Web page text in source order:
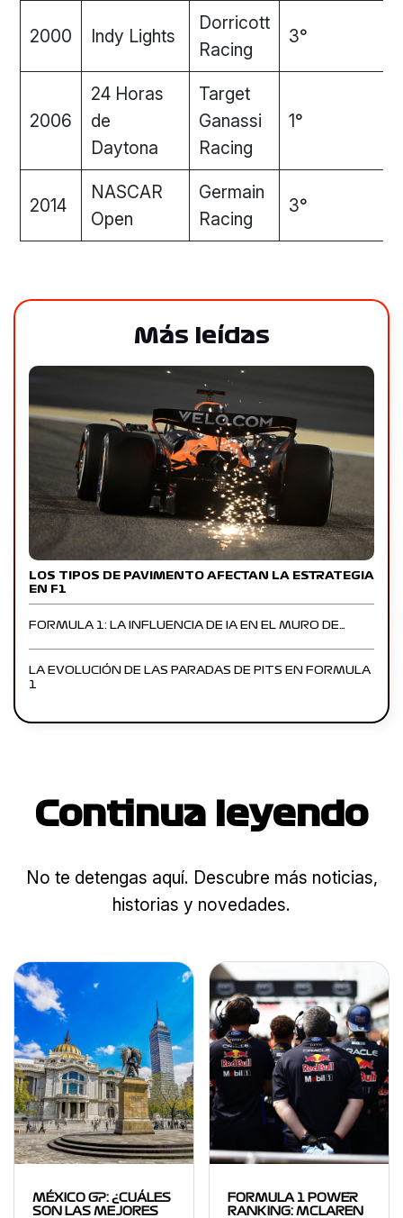
2000 Indy Lights
Dorricott
Racing
3°
2006
24 Horas
de
Daytona
Target
Ganassi
Racing
1°
2014
NASCAR
Open
Germain
Racing
3°
Más leídas
LOS TIPOS DE PAVIMENTO AFECTAN LA ESTRATEGIA
EN F1
FORMULA 1: LA INFLUENCIA DE IA EN EL MURO DE…
LA EVOLUCIÓN DE LAS PARADAS DE PITS EN FORMULA
1
Continua leyendo
No te detengas aquí. Descubre más noticias,
historias y novedades.
MÉXICO GP: ¿CUÁLES
SON LAS MEJORES
FORMULA 1 POWER
RANKING: MCLAREN